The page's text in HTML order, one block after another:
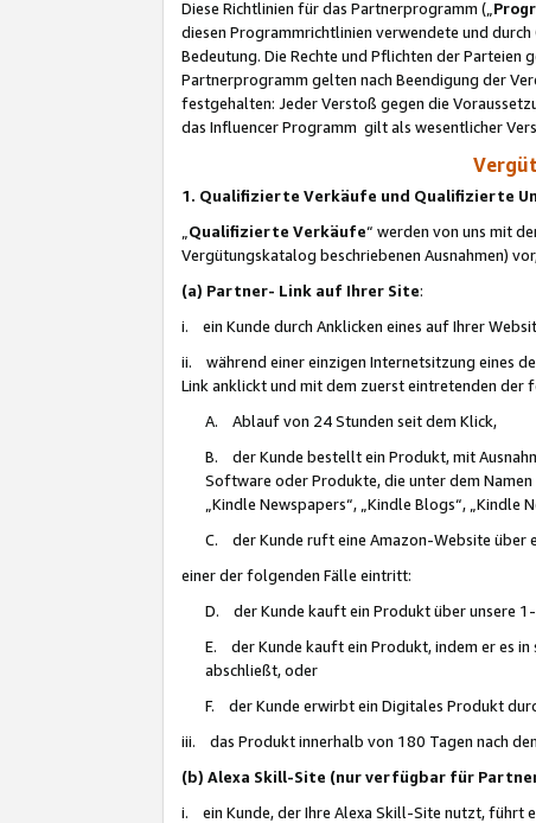
Diese Richtlinien für das Partnerprogramm („
diesen Programmrichtlinien verwendete und
Bedeutung. Die Rechte und Pflichten der
Partnerprogramm gelten nach Beendigung der
festgehalten: Jeder Verstoß gegen die
das Influencer Programm gilt als wesentlicher
1. Qualifizierte Verkäufe und Qualifizierte
Qualifizierte Verkäufe“ werden von uns mit
Vergütungskatalog beschriebenen Ausnahmen)
(a) Partner- Link auf Ihrer Site:
i. ein Kunde durch Anklicken eines auf Ihrer
ii. während einer einzigen Internetsitzung eines
Link anklickt und mit dem zuerst eintretenden der
A. Ablauf von 24 Stunden seit dem Klick,
B. der Kunde bestellt ein Produkt, mit
Software oder Produkte, die unter dem Namen
„Kindle Newspapers“, „Kindle Blogs“, „Kindle
C. der Kunde ruft eine Amazon-Website über
einer der folgenden Fälle eintritt:
D. der Kunde kauft ein Produkt über unsere
E. der Kunde kauft ein Produkt, indem er es in
abschließt, oder
F. der Kunde erwirbt ein Digitales Produkt
iii. das Produkt innerhalb von 180 Tagen nach
(b) Alexa Skill-Site (nur verfügbar für
i. ein Kunde, der Ihre Alexa Skill-Site nutzt, führt